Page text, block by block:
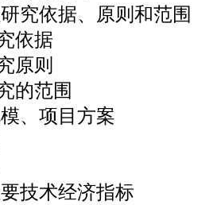
究依据、原则和范围
依据
原则
的范围
、项目方案
技术经济指标